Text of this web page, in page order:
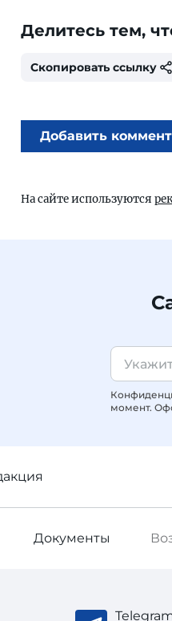
Делитесь тем,
Скопировать ссылку
Добавить
На сайте используются
момент.
Документы